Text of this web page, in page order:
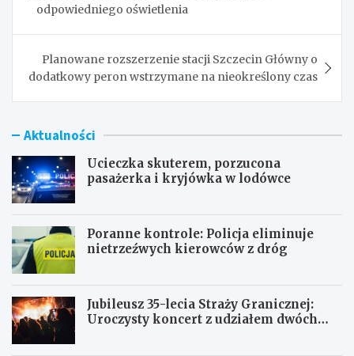
odpowiedniego oświetlenia
Planowane rozszerzenie stacji Szczecin Główny o
dodatkowy peron wstrzymane na nieokreślony czas
Aktualności
Ucieczka skuterem, porzucona
pasażerka i kryjówka w lodówce
Poranne kontrole: Policja eliminuje
nietrzeźwych kierowców z dróg
Jubileusz 35-lecia Straży Granicznej:
Uroczysty koncert z udziałem dwóch